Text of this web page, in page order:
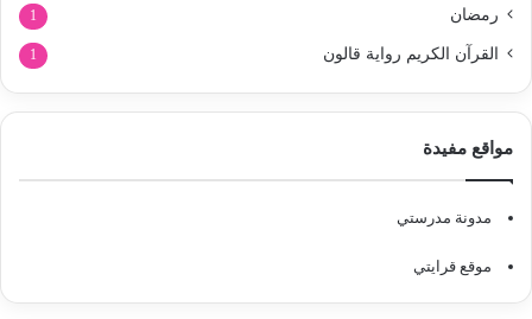
رمضان 1
القرآن الكريم رواية قالون 1
مواقع مفيدة
مدونة مدرستي
موقع قرايتي